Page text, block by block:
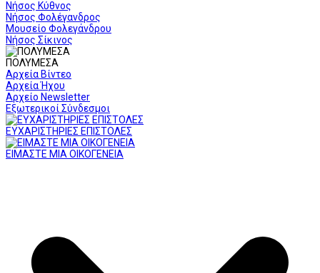
Νήσος Κύθνος
Νήσος Φολέγανδρος
Μουσείο Φολεγάνδρου
Νήσος Σίκινος
ΠΟΛΥΜΕΣΑ
Αρχεία Βίντεο
Αρχεία Ήχου
Αρχείο Newsletter
Εξωτερικοί Σύνδεσμοι
ΕΥΧΑΡΙΣΤΗΡΙΕΣ ΕΠΙΣΤΟΛΕΣ
ΕΙΜΑΣΤΕ ΜΙΑ ΟΙΚΟΓΕΝΕΙΑ